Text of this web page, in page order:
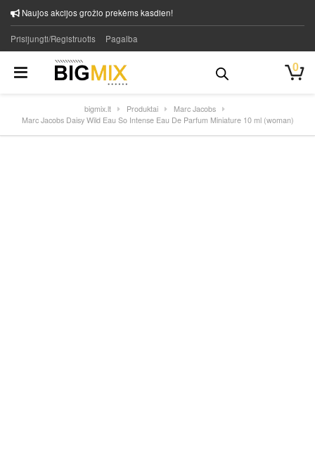
Naujos akcijos grožio prekėms kasdien!
Prisijungti/Registruotis Pagalba
0
bigmix.lt Produktai
Marc Jacobs
Marc Jacobs Daisy Wild Eau So Intense Eau De Parfum Miniature 10 ml (woman)